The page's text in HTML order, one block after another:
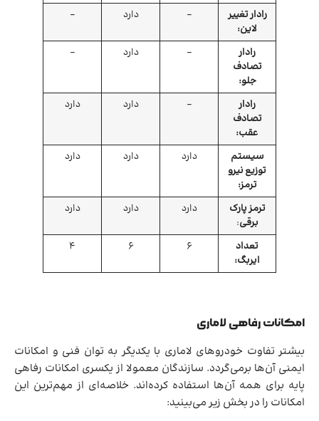
رادار تغییر
لاین:
– دارد –
رادار
تصادف
جلو:
– دارد –
رادار
تصادف
عقب:
– دارد دارد
سیستم
توزیع نیرو
ترمز:
دارد دارد دارد
ترمز پارک
برقی:
دارد دارد دارد
تعداد
ایربگ:
6
6
4
امکانات رفاهی لاماری
بیشتر تفاوت خودروهای لاماری با یکدیگر به توان فنی و امکانات
ایمنی آن‌ها برمی‌گردد. سازندگان معمولا از یکسری امکانات رفاهی
پایه برای همه آن‌ها استفاده کرده‌اند. خلاصه‌ای از مهم‌ترین‌ این
امکانات را در بخش زیر می‌بینید: